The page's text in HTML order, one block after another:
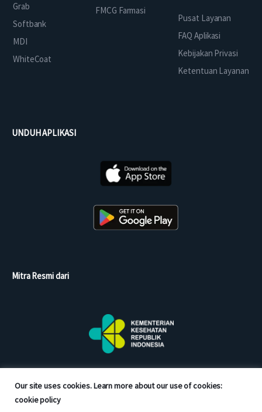
Our site uses cookies. Learn more about our use of cookies:
cookie policy
Grab
Softbank
MDI
WhiteCoat
FMCG Farmasi
Pusat Layanan
FAQ Aplikasi
Kebijakan Privasi
Ketentuan Layanan
UNDUH APLIKASI
Mitra Resmi dari